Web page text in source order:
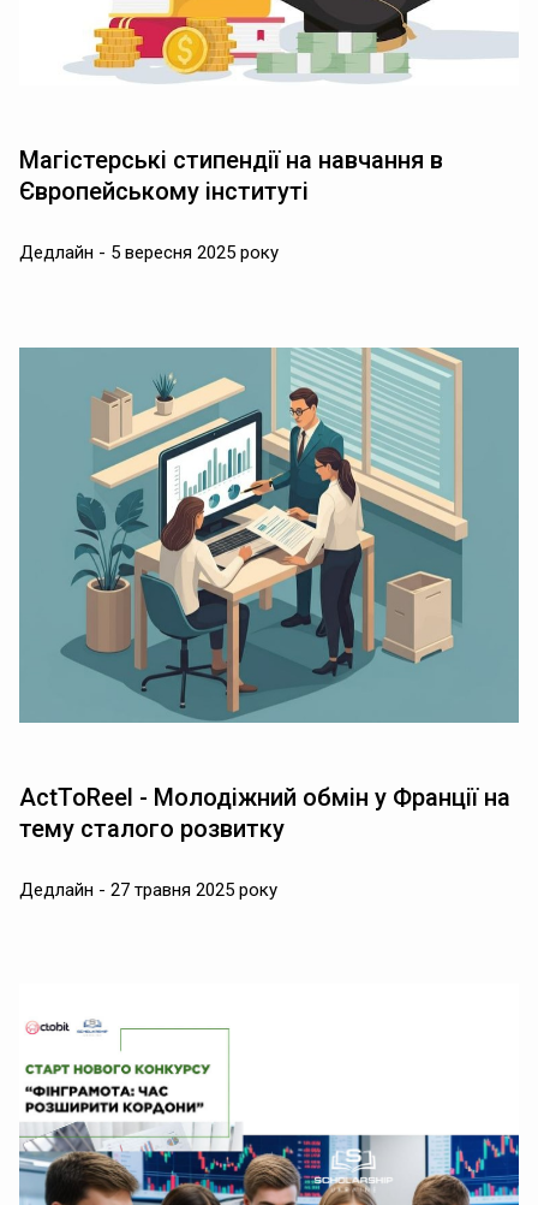
Магістерські стипендії на навчання в
Європейському інституті
Дедлайн - 5 вересня 2025 року
ActToReel - Молодіжний обмін у Франції на
тему сталого розвитку
Дедлайн - 27 травня 2025 року